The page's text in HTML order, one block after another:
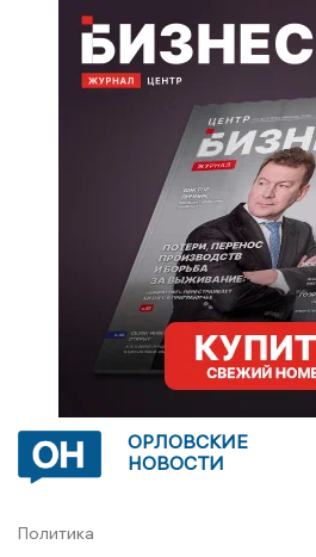
ОРЛОВСКИЕ
НОВОСТИ
Политика